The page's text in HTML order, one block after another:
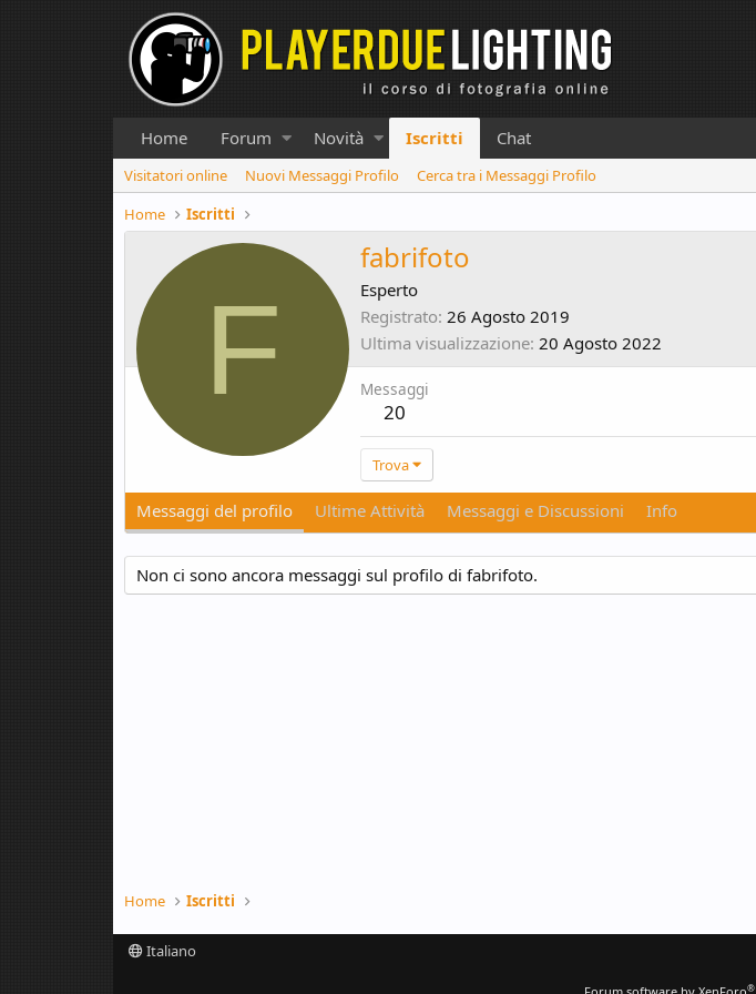
Home Forum Novità Iscritti Chat
Visitatori online Nuovi Messaggi Profilo
Cerca tra i Messaggi Profilo
Home
Iscritti
F
fabrifoto
Esperto
Registrato 26 Agosto 2019
Ultima visualizzazione 20 Agosto 2022
Messaggi
20
Trova
Messaggi del profilo Ultime Attività Messaggi e Discussioni Info
Non ci sono ancora messaggi sul profilo di fabrifoto.
Home Iscritti
Italiano
®